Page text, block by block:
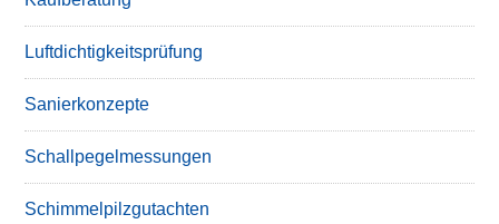
Luftdichtigkeitsprüfung
Sanierkonzepte
Schallpegelmessungen
Schimmelpilzgutachten